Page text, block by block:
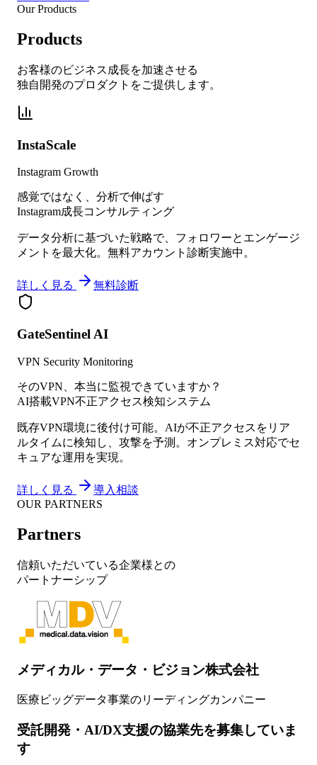
Our Products
Products
お客様のビジネス成長を加速させる
独自開発のプロダクトをご提供します。
InstaScale
Instagram Growth
感覚ではなく、分析で伸ばす
Instagram成長コンサルティング
データ分析に基づいた戦略で、フォロワーとエンゲージ
メントを最大化。無料アカウント診断実施中。
詳しく見る 無料診断
GateSentinel AI
VPN Security Monitoring
そのVPN、本当に監視できていますか？
AI搭載VPN不正アクセス検知システム
既存VPN環境に後付け可能。AIが不正アクセスをリア
ルタイムに検知し、攻撃を予測。オンプレミス対応でセ
キュアな運用を実現。
詳しく見る
導入相談
OUR PARTNERS
Partners
信頼いただいている企業様との
パートナーシップ
メディカル・データ・ビジョン株式会社
医療ビッグデータ事業のリーディングカンパニー
受託開発・AI/DX支援の協業先を募集していま
す